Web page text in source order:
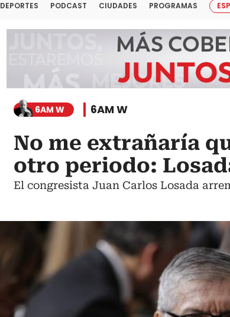
DEPORTES PODCAST CIUDADES PROGRAMAS
6AM W 6AM W
No me extrañaría
otro periodo:
El congresista Juan Carlos Losada